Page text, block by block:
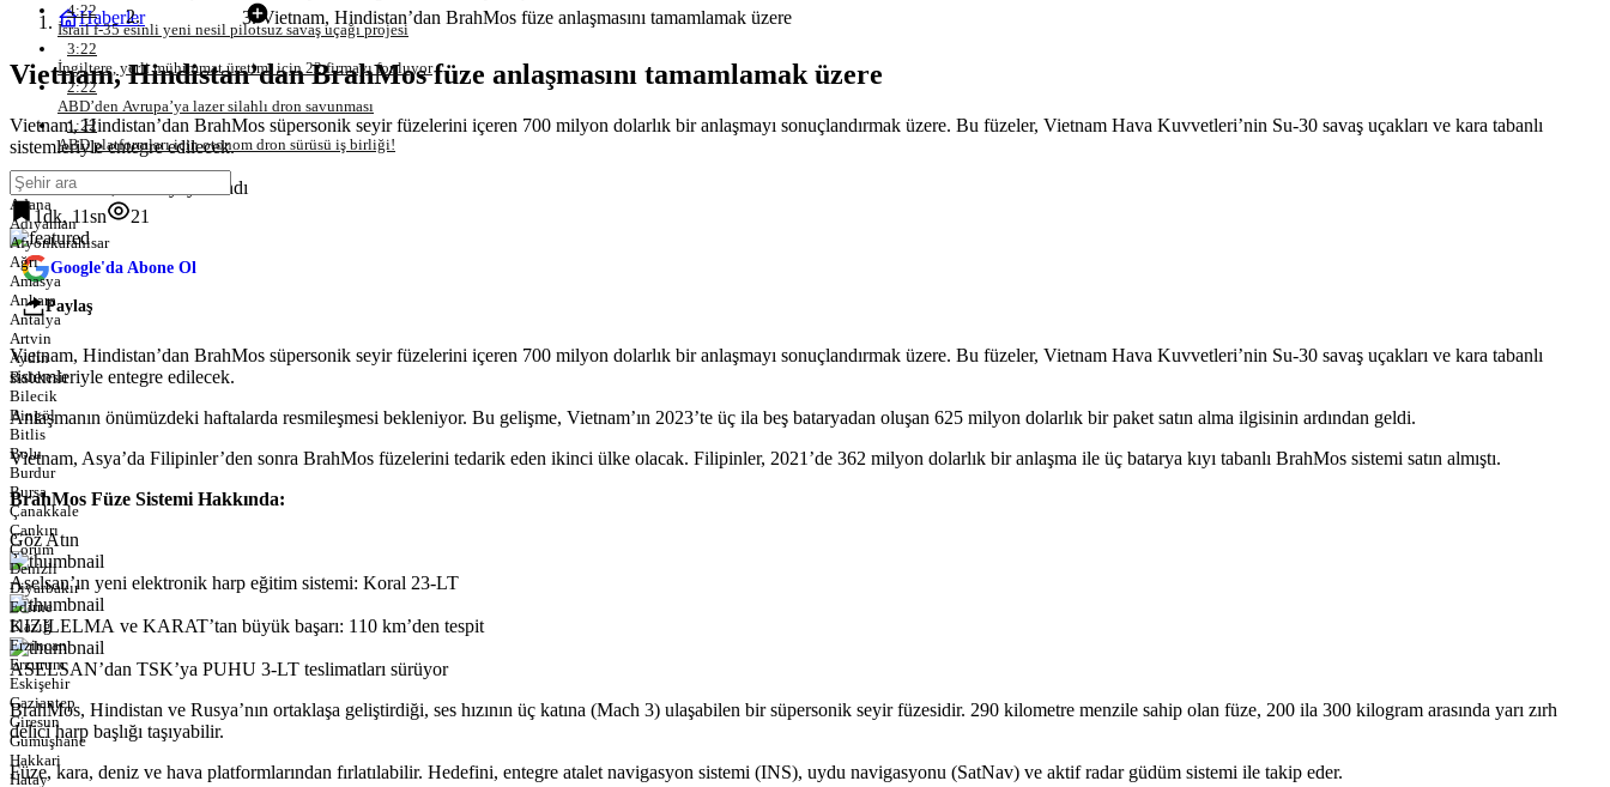
4:22
İsrail f-35 esinli yeni nesil pilotsuz savaş uçağı projesi
3:22
İngiltere, yerli mühimmat üretimi için 22 firmayı fonluyor
2:22
ABD’den Avrupa’ya lazer silahlı dron savunması
1:22
ABD platformları için otonom dron sürüsü iş birliği!
Adana
Adıyaman
Afyonkarahisar
Ağrı
Amasya
Ankara
Antalya
Artvin
Aydın
Balıkesir
Bilecik
Bingöl
Bitlis
Bolu
Burdur
Bursa
Çanakkale
Çankırı
Çorum
Denizli
Diyarbakır
Edirne
Elazığ
Erzincan
Erzurum
Eskişehir
Gaziantep
Giresun
Gümüşhane
Hakkari
Hatay
Haberler Vietnam, Hindistan’dan BrahMos füze anlaşmasını tamamlamak üzere
Vietnam, Hindistan’dan BrahMos füze anlaşmasını tamamlamak üzere
Vietnam, Hindistan’dan BrahMos süpersonik seyir füzelerini içeren 700 milyon dolarlık bir anlaşmayı sonuçlandırmak üzere. Bu füzeler, Vietnam Hava Kuvvetleri’nin Su-30 savaş uçakları ve kara tabanlı
sistemleriyle entegre edilecek.
3 Nisan 2026, 13:16
yayınlandı
1dk, 11sn
21
Google'da Abone Ol
Paylaş
Vietnam, Hindistan’dan BrahMos süpersonik seyir füzelerini içeren 700 milyon dolarlık bir anlaşmayı sonuçlandırmak üzere. Bu füzeler, Vietnam Hava Kuvvetleri’nin Su-30 savaş uçakları ve kara tabanlı
sistemleriyle entegre edilecek.
Anlaşmanın önümüzdeki haftalarda resmileşmesi bekleniyor. Bu gelişme, Vietnam’ın 2023’te üç ila beş bataryadan oluşan 625 milyon dolarlık bir paket satın alma ilgisinin ardından geldi.
Vietnam, Asya’da Filipinler’den sonra BrahMos füzelerini tedarik eden ikinci ülke olacak. Filipinler, 2021’de 362 milyon dolarlık bir anlaşma ile üç batarya kıyı tabanlı BrahMos sistemi satın almıştı.
BrahMos Füze Sistemi Hakkında:
Göz Atın
Aselsan’ın yeni elektronik harp eğitim sistemi: Koral 23-LT
KIZILELMA ve KARAT’tan büyük başarı: 110 km’den tespit
ASELSAN’dan TSK’ya PUHU 3-LT teslimatları sürüyor
BrahMos, Hindistan ve Rusya’nın ortaklaşa geliştirdiği, ses hızının üç katına (Mach 3) ulaşabilen bir süpersonik seyir füzesidir. 290 kilometre menzile sahip olan füze, 200 ila 300 kilogram arasında yarı zırh
delici harp başlığı taşıyabilir.
Füze, kara, deniz ve hava platformlarından fırlatılabilir. Hedefini, entegre atalet navigasyon sistemi (INS), uydu navigasyonu (SatNav) ve aktif radar güdüm sistemi ile takip eder.